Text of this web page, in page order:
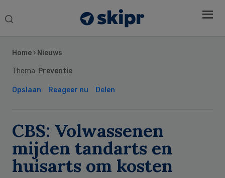
Search
Home › Nieuws
Thema: Preventie
Opslaan Reageer nu Delen
CBS: Volwassenen
mijden tandarts en
huisarts om kosten
Sidebar